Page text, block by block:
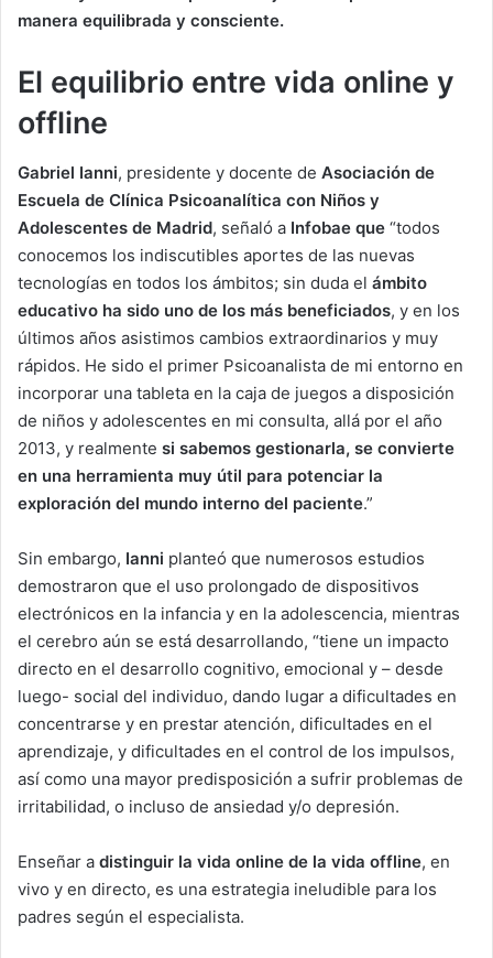
manera equilibrada y consciente.
El equilibrio entre vida online y
offline
Gabriel Ianni, presidente y docente de Asociación de
Escuela de Clínica Psicoanalítica con Niños y
Adolescentes de Madrid, señaló a Infobae que “todos
conocemos los indiscutibles aportes de las nuevas
tecnologías en todos los ámbitos; sin duda el ámbito
educativo ha sido uno de los más beneficiados, y en los
últimos años asistimos cambios extraordinarios y muy
rápidos. He sido el primer Psicoanalista de mi entorno en
incorporar una tableta en la caja de juegos a disposición
de niños y adolescentes en mi consulta, allá por el año
2013, y realmente si sabemos gestionarla, se convierte
en una herramienta muy útil para potenciar la
exploración del mundo interno del paciente.”
Sin embargo, Ianni planteó que numerosos estudios
demostraron que el uso prolongado de dispositivos
electrónicos en la infancia y en la adolescencia, mientras
el cerebro aún se está desarrollando, “tiene un impacto
directo en el desarrollo cognitivo, emocional y – desde
luego- social del individuo, dando lugar a dificultades en
concentrarse y en prestar atención, dificultades en el
aprendizaje, y dificultades en el control de los impulsos,
así como una mayor predisposición a sufrir problemas de
irritabilidad, o incluso de ansiedad y/o depresión.
Enseñar a distinguir la vida online de la vida offline, en
vivo y en directo, es una estrategia ineludible para los
padres según el especialista.